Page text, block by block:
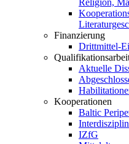
Religion,
Finanzierung
Drittmittel-
Aktuelle
Kooperationen
Baltic
IZfG